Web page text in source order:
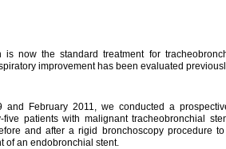
is now the standard treatment for
improvement has been evaluated
and February 2011, we conducted a
five patients with malignant tracheobronchial
and after a rigid bronchoscopy procedure
of an endobronchial stent.